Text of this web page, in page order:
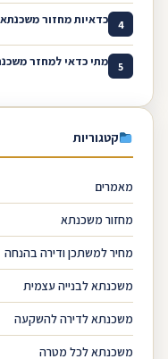
4 כדאיות מחזור
5 מתי כדאי למחזר
קטגוריות
מאמרים
מחזור משכנתא
מחיר למשתכן ודירה בהנחה
משכנתא לבנייה עצמית
משכנתא לדירה להשקעה
משכנתא לכל מטרה